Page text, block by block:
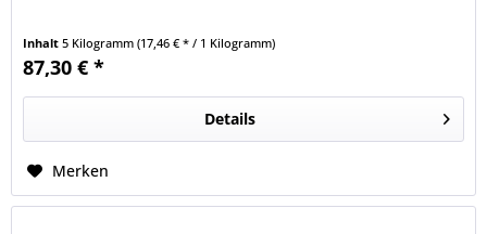
Inhalt5 Kilogramm(17,46 € * / 1 Kilogramm)
87,30 € *
Details
Merken